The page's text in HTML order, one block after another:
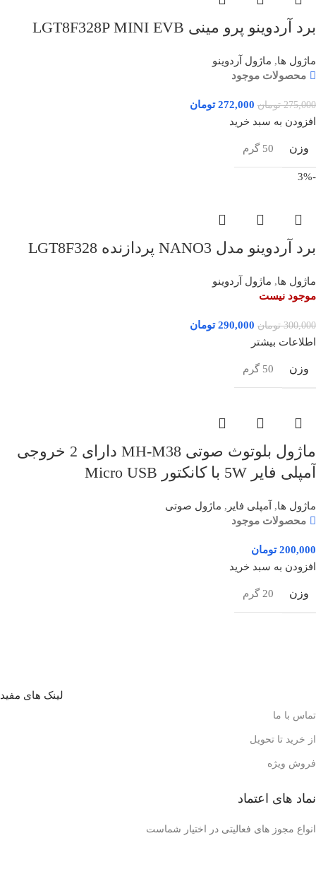
برد آردوینو پرو مینی LGT8F328P MINI EVB
ماژول ها, ماژول آردوینو
محصولات موجود
275,000 تومان 272,000 تومان
افزودن به سبد خرید
وزن 50 گرم
-3%
برد آردوینو مدل NANO3 پردازنده LGT8F328
ماژول ها, ماژول آردوینو
موجود نیست
300,000 تومان 290,000 تومان
اطلاعات بیشتر
وزن 50 گرم
ماژول بلوتوث صوتی MH-M38 دارای 2 خروجی
آمپلی فایر 5W با کانکتور Micro USB
ماژول ها, آمپلی فایر , ماژول صوتی
محصولات موجود
200,000 تومان
افزودن به سبد خرید
وزن 20 گرم
لینک های مفید
تماس با ما
از خرید تا تحویل
فروش ویژه
نماد های اعتماد
انواع مجوز های فعالیتی در اختیار شماست